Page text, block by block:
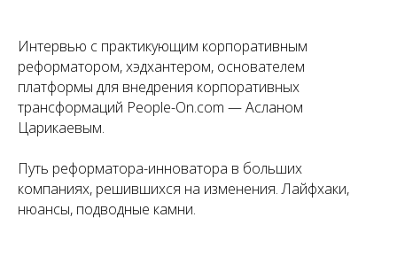
Интервью с практикующим корпоративным
реформатором, хэдхантером, основателем
платформы для внедрения корпоративных
трансформаций People-On.com — Асланом
Царикаевым.
Путь реформатора-инноватора в больших
компаниях, решившихся на изменения. Лайфхаки,
нюансы, подводные камни.